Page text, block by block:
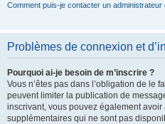
Comment puis-je contacter un administrateur
Problèmes de connexion et
Pourquoi ai-je besoin de m’inscrire ?
Vous n’êtes pas dans l’obligation de le
peuvent limiter la publication de
inscrivant, vous pouvez également
supplémentaires qui ne sont pas